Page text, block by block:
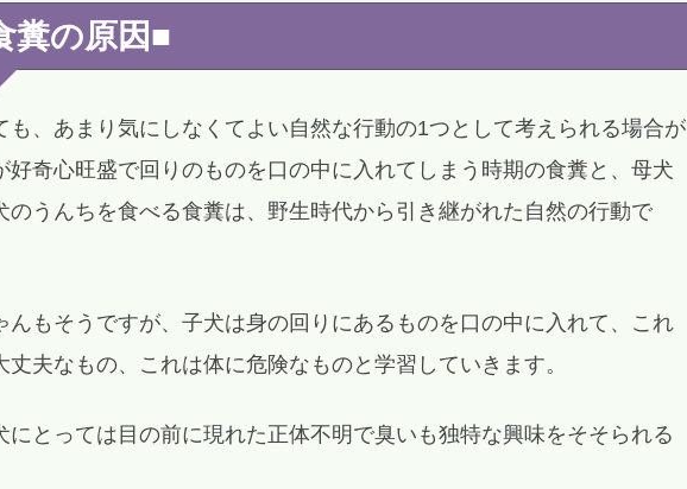
糞の原因■
も、あまり気にしなくてよい自然な行動の1つとして考えられる場合が
好奇心旺盛で回りのものを口の中に入れてしまう時期の食糞と、母犬
のうんちを食べる食糞は、野生時代から引き継がれた自然の行動で
んもそうですが、子犬は身の回りにあるものを口の中に入れて、これ
丈夫なもの、これは体に危険なものと学習していきます。
にとっては目の前に現れた正体不明で臭いも独特な興味をそそられる